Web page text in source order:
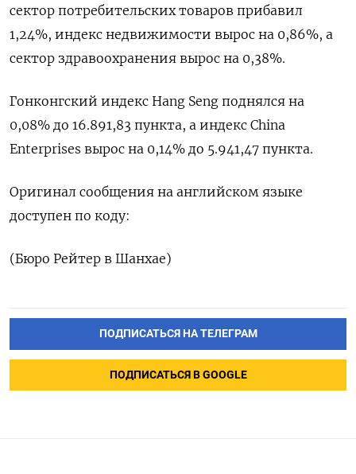
сектор потребительских товаров прибавил
1,24%, индекс недвижимости вырос на 0,86%​, а
сектор здравоохранения вырос на 0,38%.
Гонконгский индекс Hang Seng поднялся на
0,08% до 16.891,83​ пункта, а индекс China
Enterprises вырос на 0,14% до 5.941,47 пункта.
Оригинал сообщения на английском языке
доступен по коду:
(Бюро Рейтер в Шанхае)
ПОДПИСАТЬСЯ НА ТЕЛЕГРАМ
ПОДПИСАТЬСЯ В GOOGLE